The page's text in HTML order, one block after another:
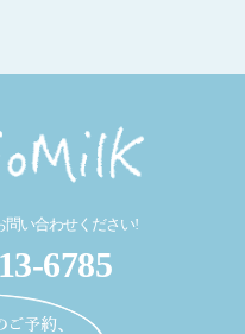
問い合わせください!
6785